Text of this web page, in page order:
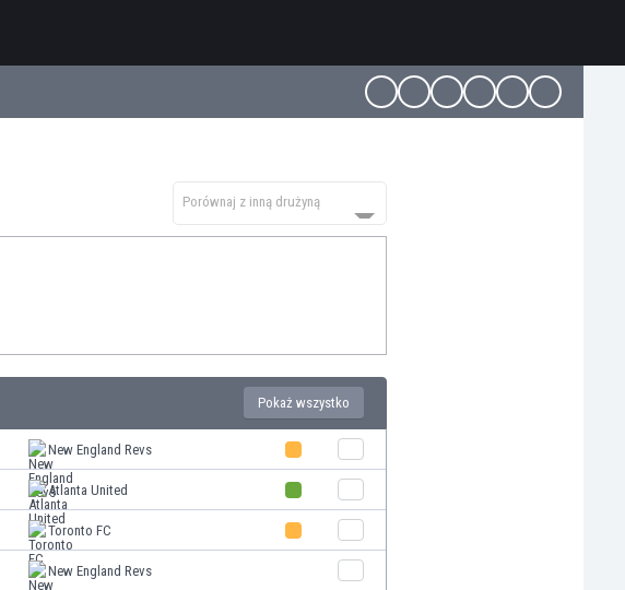
Porównaj z inną drużyną
Pokaż wszystko
New England Revs
Atlanta United
Toronto FC
New England Revs